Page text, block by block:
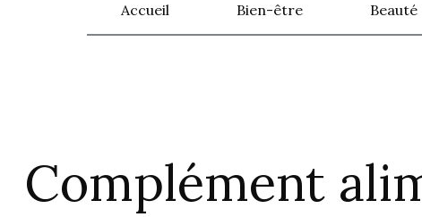
Accueil Bien-être Beauté
Complément